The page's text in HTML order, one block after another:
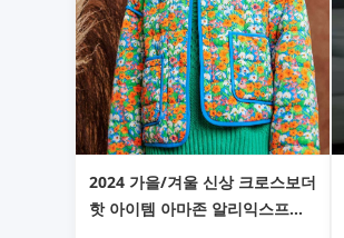
2024 가을/겨울 신상 크로스보더
핫 아이템 아마존 알리익스프레